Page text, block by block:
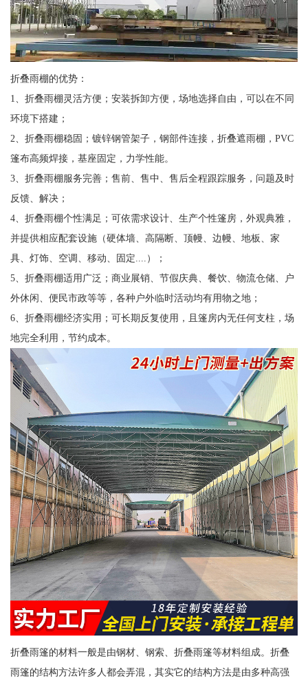
折叠雨棚的优势：
1、折叠雨棚灵活方便；安装拆卸方便，场地选择自由，可以在不同
环境下搭建；
2、折叠雨棚稳固；镀锌钢管架子，钢部件连接，折叠遮雨棚，PVC
篷布高频焊接，基座固定，力学性能。
3、折叠雨棚服务完善；售前、售中、售后全程跟踪服务，问题及时
反馈、解决；
4、折叠雨棚个性满足；可依需求设计、生产个性篷房，外观典雅，
并提供相应配套设施（硬体墙、高隔断、顶幔、边幔、地板、家
具、灯饰、空调、移动、固定....）；
5、折叠雨棚适用广泛；商业展销、节假庆典、餐饮、物流仓储、户
外休闲、便民市政等等，各种户外临时活动均有用物之地；
6、折叠雨棚经济实用；可长期反复使用，且篷房内无任何支柱，场
地完全利用，节约成本。
折叠雨篷的材料一般是由钢材、钢索、折叠雨篷等材料组成。折叠
雨篷的结构方法许多人都会弄混，其实它的结构方法是由多种高强